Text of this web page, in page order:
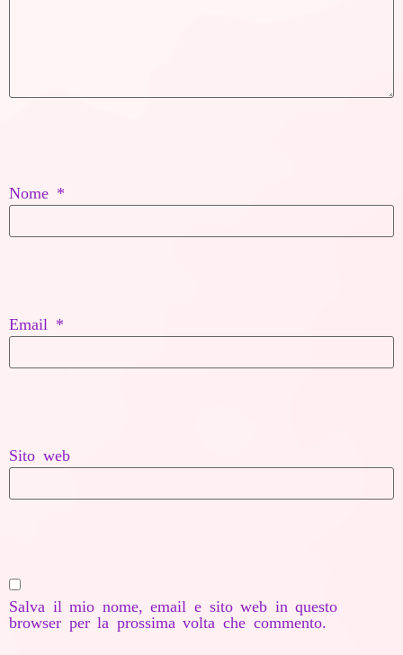
Nome *
Email *
Sito web
Salva il mio nome, email e sito web in questo
browser per la prossima volta che commento.